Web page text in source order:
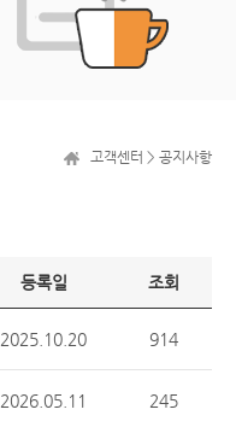
고객센터 > 공지사항
등록일 조회
2025.10.20 914
2026.05.11 245